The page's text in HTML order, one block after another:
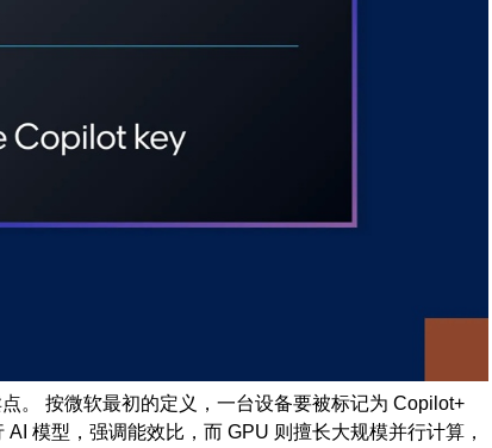
。 按微软最初的定义，一台设备要被标记为 Copilot+
模型，强调能效比，而 GPU 则擅长大规模并行计算，